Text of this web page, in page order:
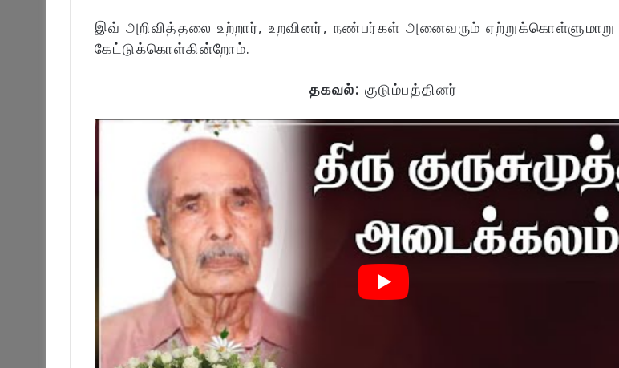
இவ் அறிவித்தலை உற்றார், உறவினர், நண்பர்கள் அனைவரும் ஏற்றுக்கொள்ளுமாறு
கேட்டுக்கொள்கின்றோம்.
தகவல்: குடும்பத்தினர்